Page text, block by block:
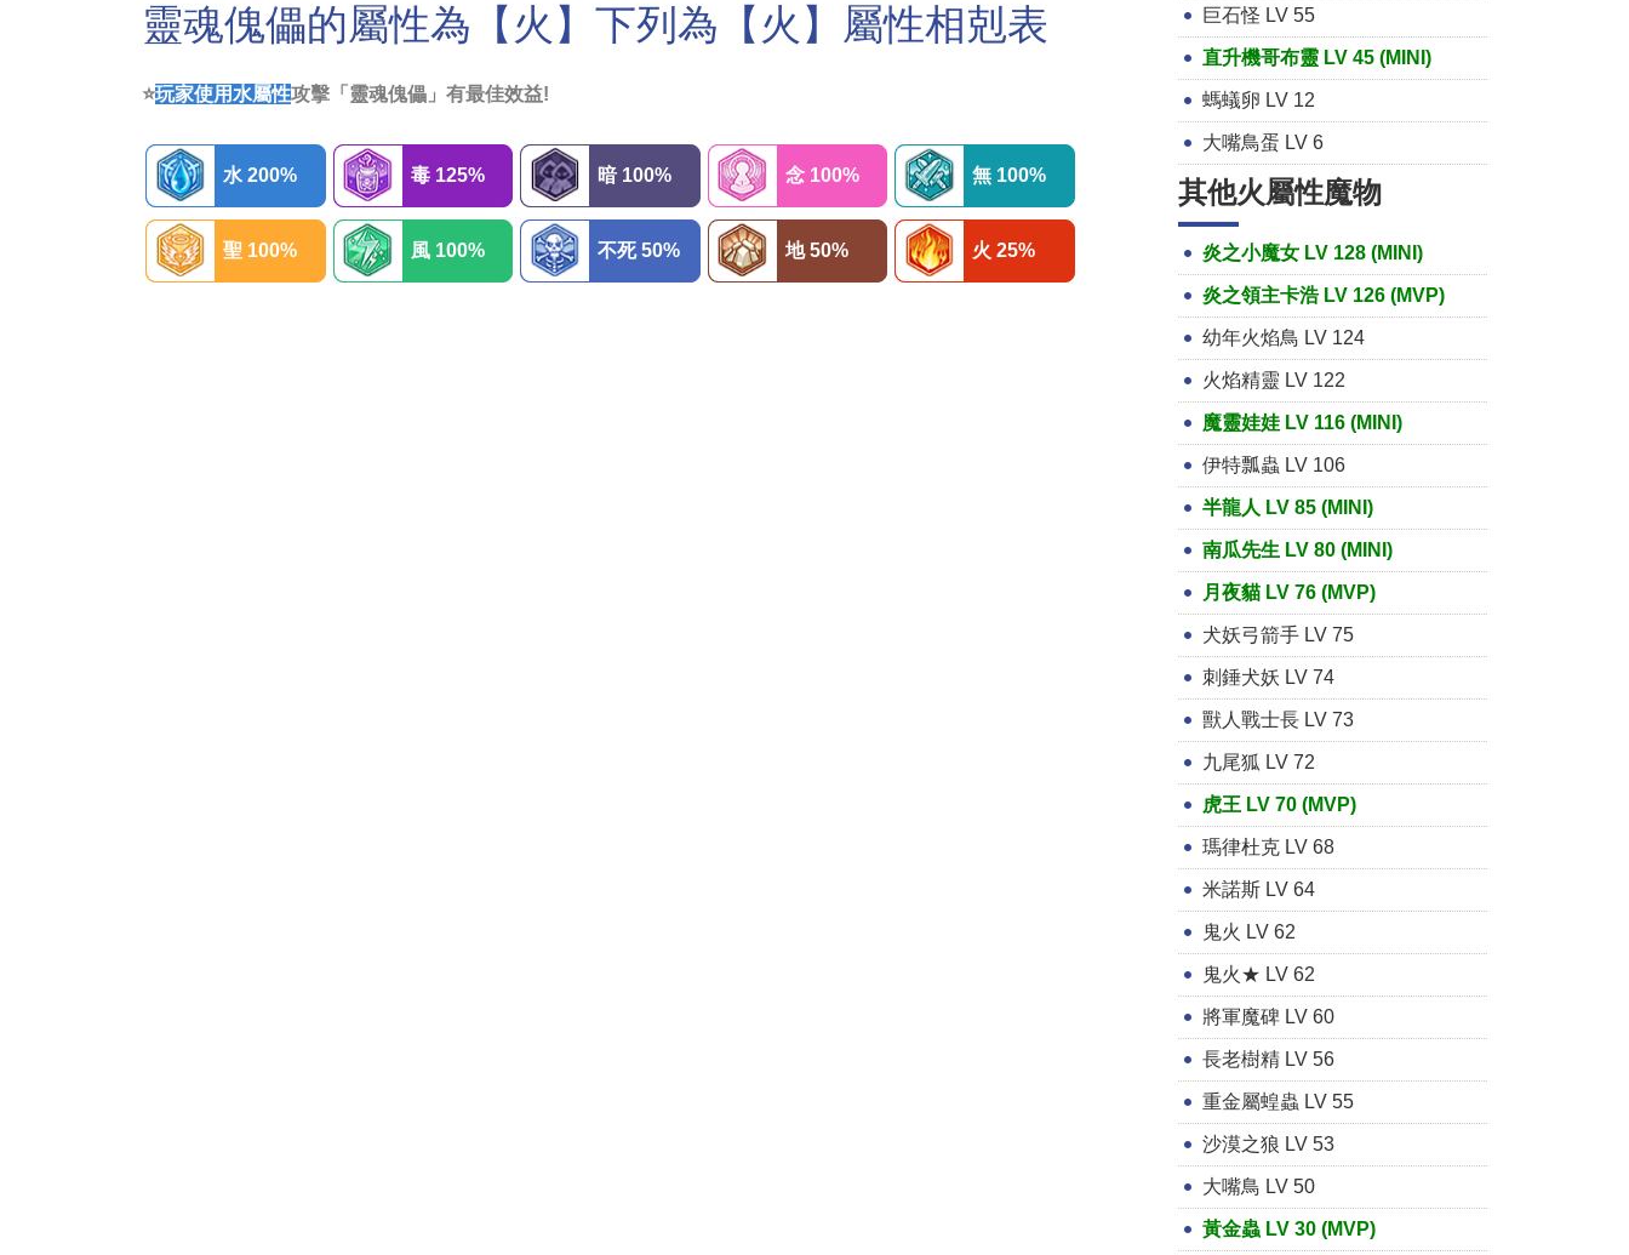
靈魂傀儡的屬性為【火】下列為【火】屬性相剋表
⭐玩家使用水屬性攻擊「靈魂傀儡」有最佳效益!
水 200% 毒 125% 暗 100% 念 100% 無 100%
聖 100% 風 100% 不死 50% 地 50% 火 25%
巨石怪 LV 55
直升機哥布靈 LV 45 (MINI)
螞蟻卵 LV 12
大嘴鳥蛋 LV 6
其他火屬性魔物
炎之小魔女 LV 128 (MINI)
炎之領主卡浩 LV 126 (MVP)
幼年火焰鳥 LV 124
火焰精靈 LV 122
魔靈娃娃 LV 116 (MINI)
伊特瓢蟲 LV 106
半龍人 LV 85 (MINI)
南瓜先生 LV 80 (MINI)
月夜貓 LV 76 (MVP)
犬妖弓箭手 LV 75
刺錘犬妖 LV 74
獸人戰士長 LV 73
九尾狐 LV 72
虎王 LV 70 (MVP)
瑪律杜克 LV 68
米諾斯 LV 64
鬼火 LV 62
鬼火★ LV 62
將軍魔碑 LV 60
長老樹精 LV 56
重金屬蝗蟲 LV 55
沙漠之狼 LV 53
大嘴鳥 LV 50
黃金蟲 LV 30 (MVP)